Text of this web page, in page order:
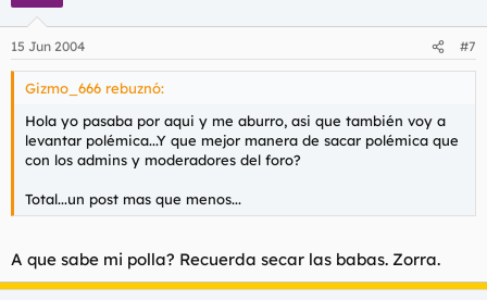
15 Jun 2004 #7
Gizmo_666 rebuznó:
Hola yo pasaba por aqui y me aburro, asi que también voy a
levantar polémica...Y que mejor manera de sacar polémica que
con los admins y moderadores del foro?
Total...un post mas que menos...
A que sabe mi polla? Recuerda secar las babas. Zorra.